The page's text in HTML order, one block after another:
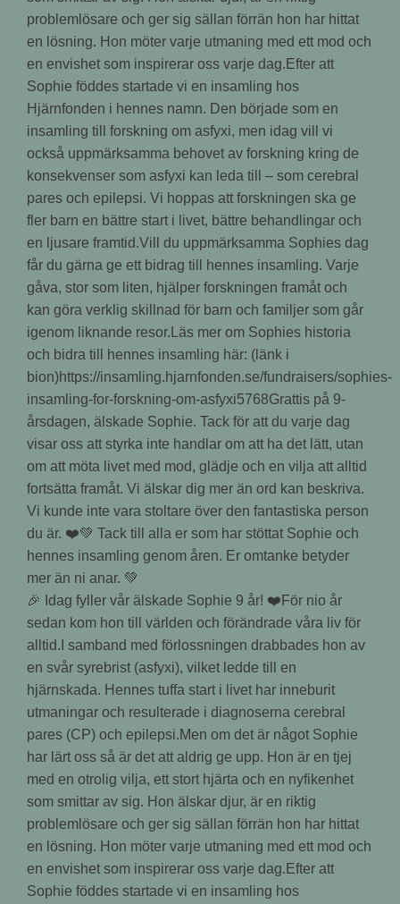
🎉 Idag fyller vår älskade Sophie 9 år! ❤️För nio år
sedan kom hon till världen och förändrade våra liv för
alltid.I samband med förlossningen drabbades hon av
en svår syrebrist (asfyxi), vilket ledde till en
hjärnskada. Hennes tuffa start i livet har inneburit
utmaningar och resulterade i diagnoserna cerebral
pares (CP) och epilepsi.Men om det är något Sophie
har lärt oss så är det att aldrig ge upp. Hon är en tjej
med en otrolig vilja, ett stort hjärta och en nyfikenhet
som smittar av sig. Hon älskar djur, är en riktig
problemlösare och ger sig sällan förrän hon har hittat
en lösning. Hon möter varje utmaning med ett mod och
en envishet som inspirerar oss varje dag.Efter att
Sophie föddes startade vi en insamling hos